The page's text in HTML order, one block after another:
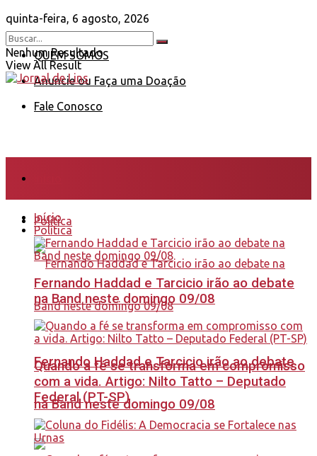
quinta-feira, 6 agosto, 2026
QUEM SOMOS
Anuncie ou Faça uma Doação
Fale Conosco
Nenhum Resultado
View All Result
Política
Fernando Haddad e Tarcicio irão ao debate
na Band neste domingo 09/08
Início
Política
Fernando Haddad e Tarcicio irão ao debate
na Band neste domingo 09/08
Quando a fé se transforma em compromisso
com a vida. Artigo: Nilto Tatto – Deputado
Federal (PT-SP)